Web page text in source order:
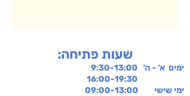
:שעות פתיחה
ימים א' - ה' 9:30-13:00
ימי שישי 09:00-13:00